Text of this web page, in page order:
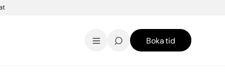
KontaktEnglish
Boka tid